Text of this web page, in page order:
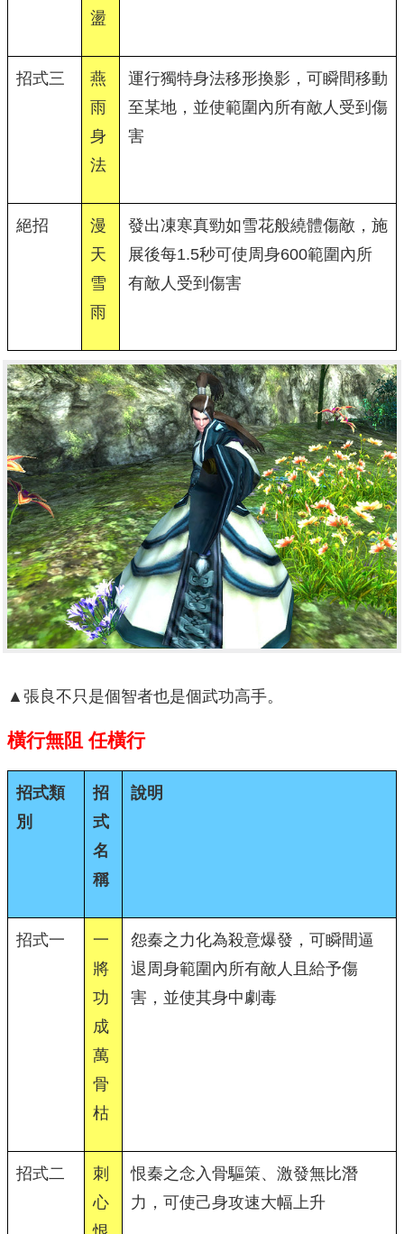
盪
招式三
燕
雨
身
法
運行獨特身法移形換影，可瞬間移動
至某地，並使範圍內所有敵人受到傷
害
絕招
漫
天
雪
雨
發出凍寒真勁如雪花般繞體傷敵，施
展後每1.5秒可使周身600範圍內所
有敵人受到傷害
▲張良不只是個智者也是個武功高手。
橫行無阻 任橫行
招式類
別
招
式
名
稱
說明
招式一
一
將
功
成
萬
骨
枯
怨秦之力化為殺意爆發，可瞬間逼
退周身範圍內所有敵人且給予傷
害，並使其身中劇毒
招式二
刺
心
恨秦之念入骨驅策、激發無比潛
力，可使己身攻速大幅上升